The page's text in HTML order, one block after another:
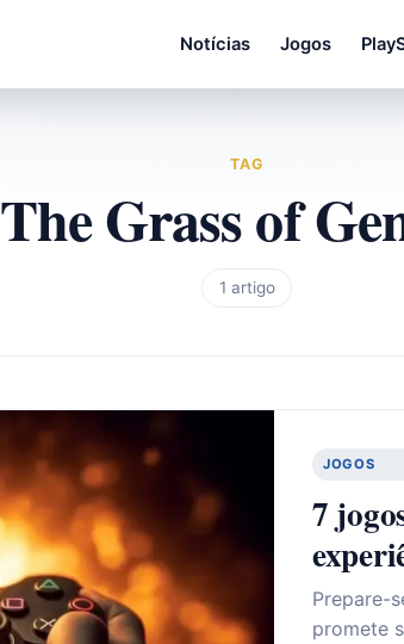
Notícias Jogos
TAG
The Grass of
1 artigo
JOGOS
7
Prepare-
promete